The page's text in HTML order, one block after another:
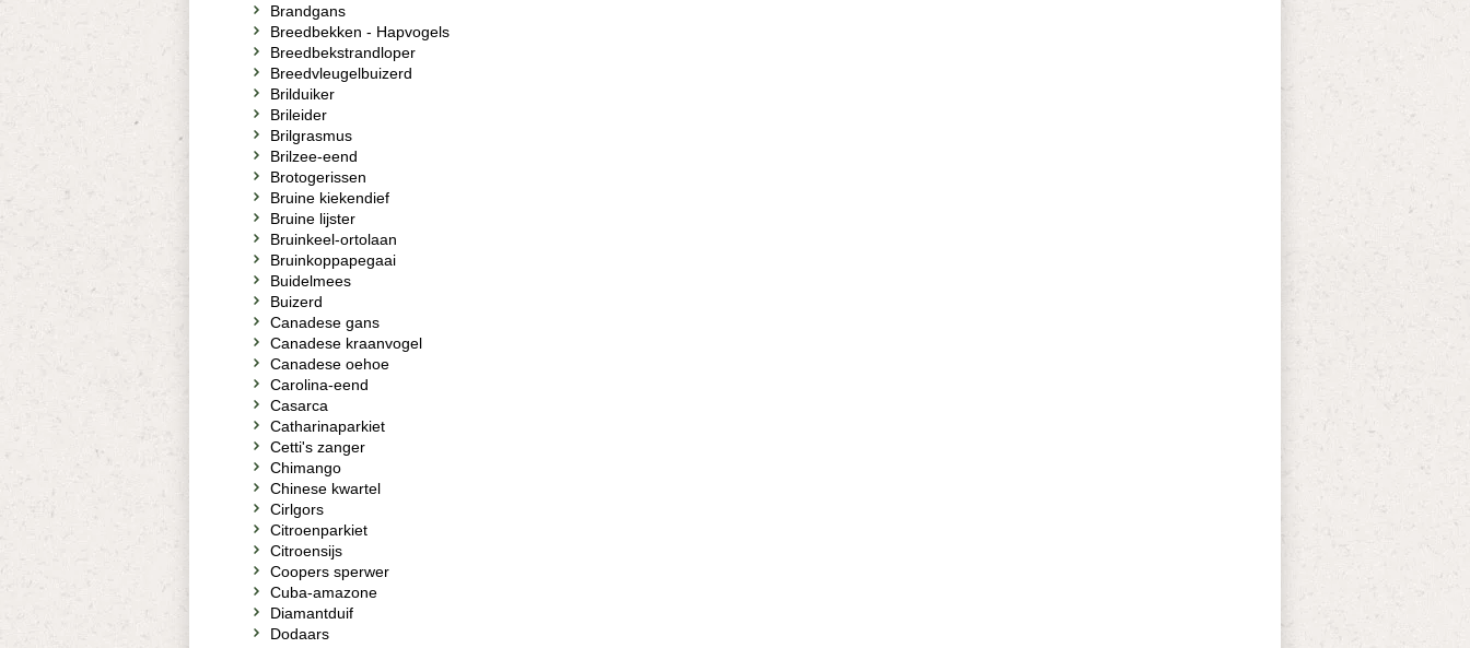
Brandgans
Breedbekken - Hapvogels
Breedbekstrandloper
Breedvleugelbuizerd
Brilduiker
Brileider
Brilgrasmus
Brilzee-eend
Brotogerissen
Bruine kiekendief
Bruine lijster
Bruinkeel-ortolaan
Bruinkoppapegaai
Buidelmees
Buizerd
Canadese gans
Canadese kraanvogel
Canadese oehoe
Carolina-eend
Casarca
Catharinaparkiet
Cetti's zanger
Chimango
Chinese kwartel
Cirlgors
Citroenparkiet
Citroensijs
Coopers sperwer
Cuba-amazone
Diamantduif
Dodaars